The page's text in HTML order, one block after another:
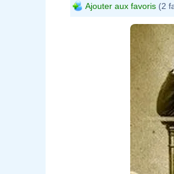
Ajouter aux favoris (2